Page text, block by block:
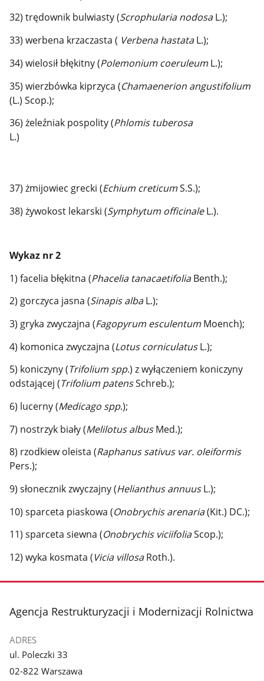
32) trędownik bulwiasty (Scrophularia nodosaL.);
33) werbena krzaczasta ( Verbena hastataL.);
34) wielosił błękitny (Polemonium coeruleumL.);
35) wierzbówka kiprzyca (Chamaenerion angustifolium
(L.) Scop.);
36) żeleźniak pospolity (Phlomis tuberosa
L.)
37) żmijowiec grecki (Echium creticumS.S.);
38) żywokost lekarski (Symphytum officinaleL.).
Wykaz nr 2
1) facelia błękitna (Phacelia tanacaetifoliaBenth.);
2) gorczyca jasna (Sinapis albaL.);
3) gryka zwyczajna (Fagopyrum esculentumMoench);
4) komonica zwyczajna (Lotus corniculatusL.);
5) koniczyny (Trifolium spp.) z wyłączeniem koniczyny
odstającej (Trifolium patensSchreb.);
6) lucerny (Medicago spp.);
7) nostrzyk biały (Melilotus albusMed.);
8) rzodkiew oleista (Raphanus sativus var. oleiformis
Pers.);
9) słonecznik zwyczajny (Helianthus annuusL.);
10) sparceta piaskowa (Onobrychis arenaria(Kit.) DC.);
11) sparceta siewna (Onobrychis viciifoliaScop.);
12) wyka kosmata (Vicia villosaRoth.).
stopka
Agencja Restrukturyzacji i Modernizacji Rolnictwa
ADRES
ul. Poleczki 33
02-822 Warszawa